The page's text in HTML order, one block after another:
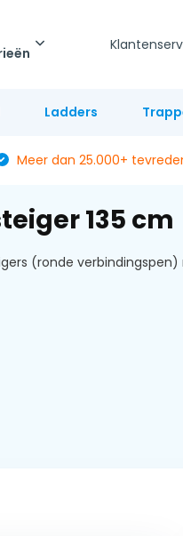
Ladders
Meer dan 25.000+
135 cm
(ronde